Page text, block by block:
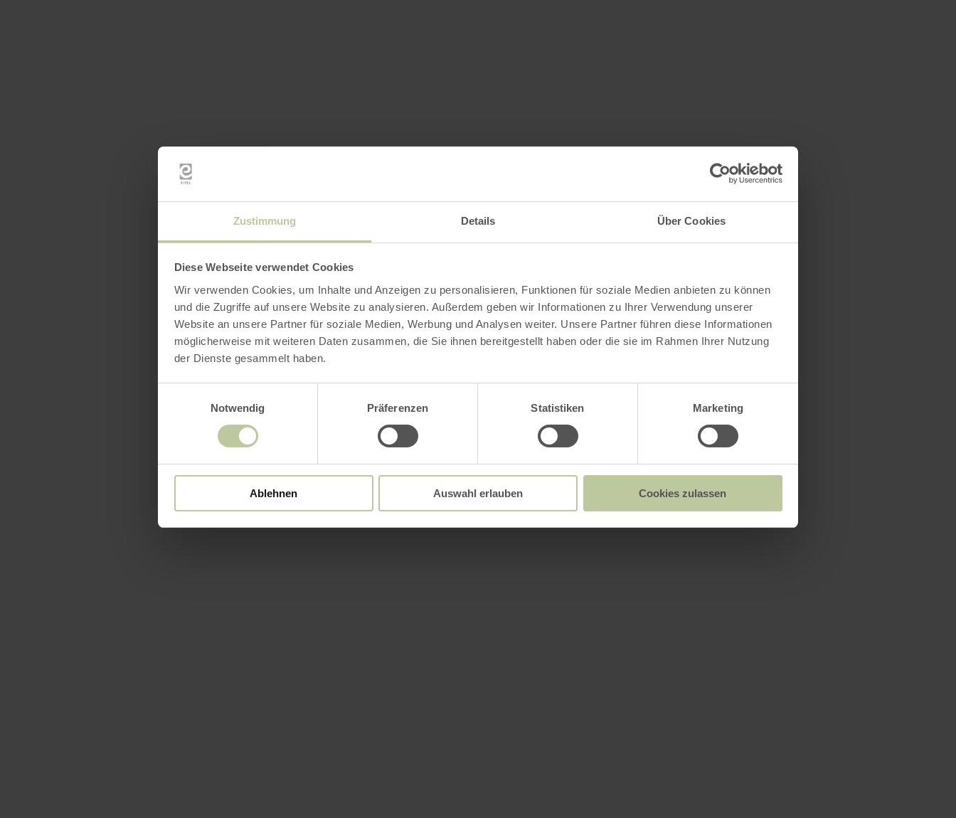
Zustimmung Details Über Cookies
Diese Webseite verwendet Cookies
Wir verwenden Cookies, um Inhalte und Anzeigen zu personalisieren, Funktionen für soziale Medien anbieten zu können
und die Zugriffe auf unsere Website zu analysieren. Außerdem geben wir Informationen zu Ihrer Verwendung unserer
Website an unsere Partner für soziale Medien, Werbung und Analysen weiter. Unsere Partner führen diese Informationen
möglicherweise mit weiteren Daten zusammen, die Sie ihnen bereitgestellt haben oder die sie im Rahmen Ihrer Nutzung
der Dienste gesammelt haben.
Notwendig
Präferenzen Statistiken Marketing
Ablehnen Auswahl erlauben Cookies zulassen